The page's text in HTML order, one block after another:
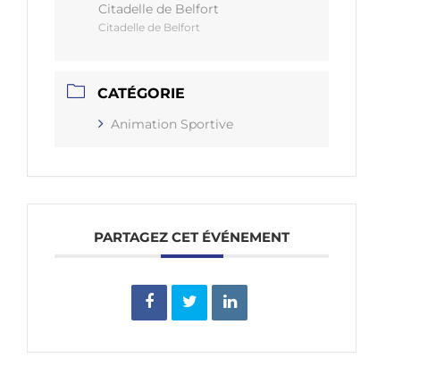
Citadelle de Belfort
Citadelle de Belfort
CATÉGORIE
Animation Sportive
PARTAGEZ CET ÉVÉNEMENT